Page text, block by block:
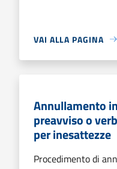
VAI ALLA PAGINA
Annullamento
preavviso o
per inesattezze
Procedimento di